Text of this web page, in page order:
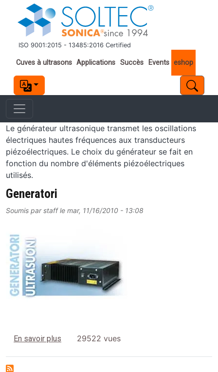
Aller au contenu principal
ISO 9001:2015 - 13485:2016 Certified
Important links
Cuves à ultrasons Applications Succès Events eshop
Le générateur ultrasonique transmet les oscillations
électriques hautes fréquences aux transducteurs
piézoélectriques. Le choix du générateur se fait en
fonction du nombre d'éléments piézoélectriques
utilisés.
Generatori
Soumis parstaffle mar, 11/16/2010 - 13:08
En savoir plus sur Generatori
29522 vues